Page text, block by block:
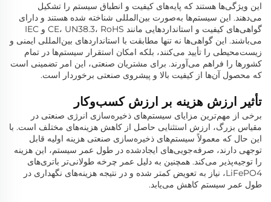
این ویژگی‌ها هستند که پایه‌های کیفیت و انطباق سیستم را تشکیل
می‌دهند. این سیستم‌ها به‌صورت بین‌المللی شناخته شده هستند و دارای
گواهی‌های کیفیت و استانداردهایی مانند CE، UN38.3، RoHS و IEC
می‌باشند. این گواهی‌ها نه تنها مطابقت با استانداردهای بین‌المللی ایمنی و
زیست‌محیطی را تأیید می‌کنند، بلکه امکان استقرار سیستم‌ها در تمام
کشورها را فراهم می‌آورند. برای مشتریان صنعتی، این امر تضمینی است
که محصول آن‌ها از کیفیت بالا و پیشروی صنعتی برخوردار است.
تأثیر ارزش هزینه بر ارزش کسب‌وکار
برخی از مهم‌ترین مزایای سیستم‌های ذخیره‌سازی انرژی صنعتی در
مقیاس بزرگ، ارزش استثنایی حاصل از کاهش هزینه‌های مختلف است. با
این حال که معمولاً سیستم‌های ذخیره‌سازی صنعتی هزینه اولیه قابل
توجهی دارند، صرفه‌جویی‌های ایجادشده در طول عمر سیستم، این هزینه
را توجیه‌پذیر می‌کند. همچنین به دلیل عمر چرخه طولانی‌تر باتری‌های
LiFePO4، نیاز به تعویض کمتر شده و در نتیجه هزینه‌های نگهداری در
طول عمر سیستم کاهش می‌یابد.